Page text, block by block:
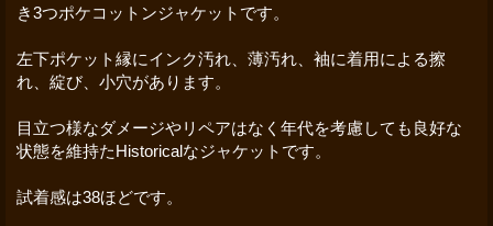
き3つポケコットンジャケットです。
左下ポケット縁にインク汚れ、薄汚れ、袖に着用による擦
れ、綻び、小穴があります。
目立つ様なダメージやリペアはなく年代を考慮しても良好な
状態を維持たHistoricalなジャケットです。
試着感は38ほどです。